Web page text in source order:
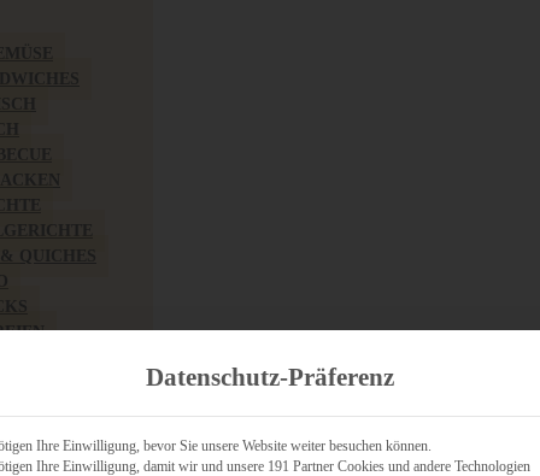
Datenschutz-Präferenz
Ihre Einwilligung, bevor Sie unsere Website weiter besuchen können.
Ihre Einwilligung, damit wir und unsere 191 Partner Cookies und andere Technologien